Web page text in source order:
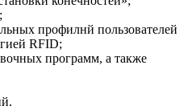
профилнй пользователей
RFID;
программ, а также